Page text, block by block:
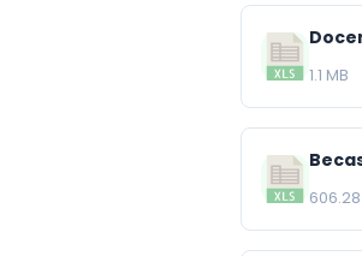
1.1 MB
606.28